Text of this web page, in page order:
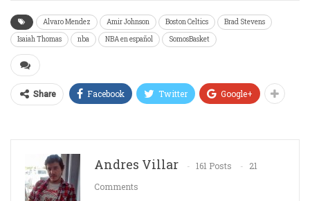
Alvaro Mendez Amir Johnson Boston Celtics
Brad Stevens
Isaiah Thomas
nba NBA en español SomosBasket
Share Facebook Twitter Google+
Andres Villar 161 Posts
21
Comments